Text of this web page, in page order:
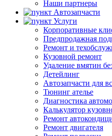
Наши партнеры
Автозапчасти
Услуги
Корпоративные
Предпродажная
Ремонт и
Кузовной ремонт
Удаление вмятин
Детейлинг
Автозапчасти для
Тюнинг ателье
Диагностика
Калькулятор
Ремонт
Ремонт двигателя